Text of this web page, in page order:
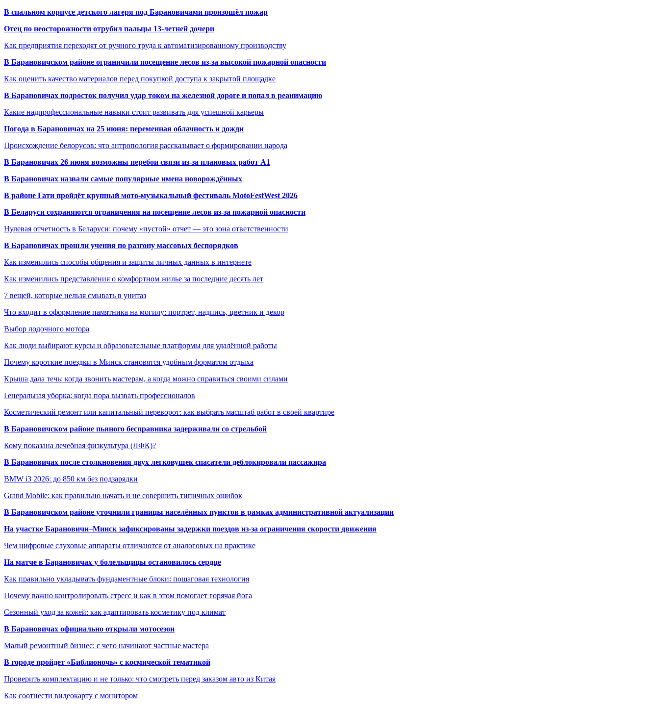
В спальном корпусе детского лагеря под Барановичами произошёл пожар
Отец по неосторожности отрубил пальцы 13-летней дочери
Как предприятия переходят от ручного труда к автоматизированному производству
В Барановичском районе ограничили посещение лесов из-за высокой пожарной опасности
Как оценить качество материалов перед покупкой доступа к закрытой площадке
В Барановичах подросток получил удар током на железной дороге и попал в реанимацию
Какие надпрофессиональные навыки стоит развивать для успешной карьеры
Погода в Барановичах на 25 июня: переменная облачность и дожди
Происхождение белорусов: что антропология рассказывает о формировании народа
В Барановичах 26 июня возможны перебои связи из-за плановых работ A1
В Барановичах назвали самые популярные имена новорождённых
В районе Гати пройдёт крупный мото-музыкальный фестиваль MotoFestWest 2026
В Беларуси сохраняются ограничения на посещение лесов из-за пожарной опасности
Нулевая отчетность в Беларуси: почему «пустой» отчет — это зона ответственности
В Барановичах прошли учения по разгону массовых беспорядков
Как изменились способы общения и защиты личных данных в интернете
Как изменились представления о комфортном жилье за последние десять лет
7 вещей, которые нельзя смывать в унитаз
Что входит в оформление памятника на могилу: портрет, надпись, цветник и декор
Выбор лодочного мотора
Как люди выбирают курсы и образовательные платформы для удалённой работы
Почему короткие поездки в Минск становятся удобным форматом отдыха
Крыша дала течь: когда звонить мастерам, а когда можно справиться своими силами
Генеральная уборка: когда пора вызвать профессионалов
Косметический ремонт или капитальный переворот: как выбрать масштаб работ в своей квартире
В Барановичском районе пьяного бесправника задерживали со стрельбой
Кому показана лечебная физкультура (ЛФК)?
В Барановичах после столкновения двух легковушек спасатели деблокировали пассажира
BMW i3 2026: до 850 км без подзарядки
Grand Mobile: как правильно начать и не совершить типичных ошибок
В Барановичском районе уточнили границы населённых пунктов в рамках административной актуализации
На участке Барановичи–Минск зафиксированы задержки поездов из-за ограничения скорости движения
Чем цифровые слуховые аппараты отличаются от аналоговых на практике
На матче в Барановичах у болельщицы остановилось сердце
Как правильно укладывать фундаментные блоки: пошаговая технология
Почему важно контролировать стресс и как в этом помогает горячая йога
Сезонный уход за кожей: как адаптировать косметику под климат
В Барановичах официально открыли мотосезон
Малый ремонтный бизнес: с чего начинают частные мастера
В городе пройдет «Библионочь» с космической тематикой
Проверить комплектацию и не только: что смотреть перед заказом авто из Китая
Как соотнести видеокарту с монитором